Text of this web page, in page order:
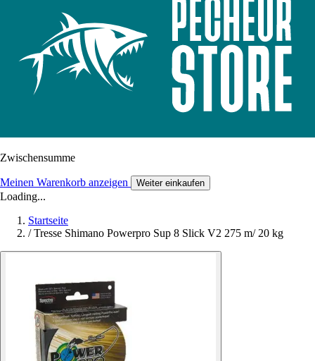
Zwischensumme
Meinen Warenkorb anzeigen Weiter einkaufen
Loading...
Startseite
/ Tresse Shimano Powerpro Sup 8 Slick V2 275 m/ 20 kg